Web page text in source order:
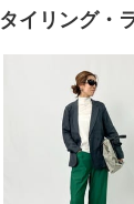
イリング・